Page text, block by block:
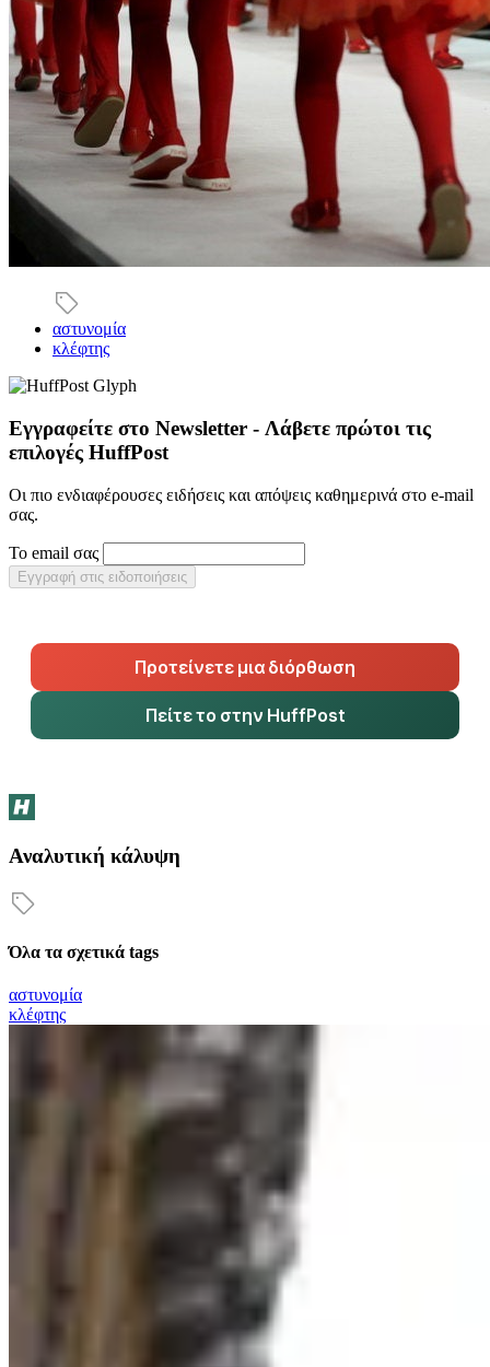
αστυνομία
κλέφτης
Εγγραφείτε στο Newsletter - Λάβετε πρώτοι τις
επιλογές HuffPost
Οι πιο ενδιαφέρουσες ειδήσεις και απόψεις καθημερινά στο e-mail
σας.
Το email σας
Εγγραφή στις ειδοποιήσεις
Προτείνετε μια διόρθωση
Πείτε το στην HuffPost
Αναλυτική κάλυψη
Όλα τα σχετικά tags
αστυνομία
κλέφτης